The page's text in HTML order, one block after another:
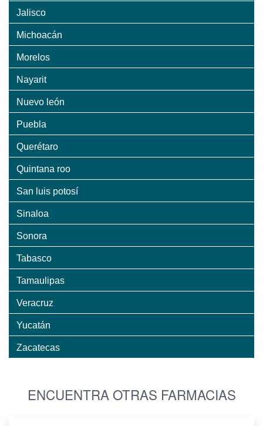
Jalisco
Michoacán
Morelos
Nayarit
Nuevo león
Puebla
Querétaro
Quintana roo
San luis potosí
Sinaloa
Sonora
Tabasco
Tamaulipas
Veracruz
Yucatán
Zacatecas
ENCUENTRA OTRAS FARMACIAS